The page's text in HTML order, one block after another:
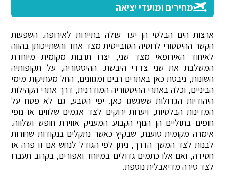
מחירים ומועדי יציאה
ארצות הים הבלטי הן יעד עולה בתיירות לאירופה. השפעות
הקשר ההיסטורי לרוסיה הסובייטית מצד אחד והשתייכותן בהווה
לאיחוד האירופאי מצד שני, יצרו תרבות מקומית מיוחדת
המשלבת את שני צדדי היבשת. ההיסטוריה, על תקופותיה
השונות, ניבטת כאן באתרים רבים ומגוונים, החל מעתיקות מימי
הביניים, וכלה באתרי ההיסטוריה המודרנית, דרך אתרי הקהילות
היהודיות הגדולות ששגשגו כאן. יפי הטבע, גם לא פסח על
המדינות הבלטיות, ויערות ירוקים לצד אגמים שלווים או נופי
חופים בתוליים הן הנוף הקבוע המעניק אווירת חופש ושלווה.
אימרה מקומית טוענת, שבקיץ כאשר נתקלים בנקודות שחורות
לבנות לצד המשך הדרך, ניתן לפי הגודל לנחש אם זו פרה או
חסידה, ואם אלו כתמים גדולים במיוחד ואפורים, בקרוב תעברו
לצד טירה מדיאבלית נוספת.